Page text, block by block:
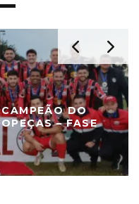
DO
– FASE